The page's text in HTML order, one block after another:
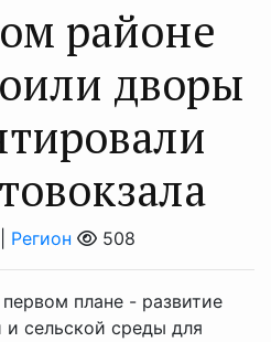
районе
дворы
Регион 508
плане - развитие
сельской среды для